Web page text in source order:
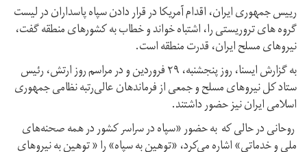
رییس جمهوری ایران، اقدام آمریکا در قرار دادن سپاه پاسداران در لیست
گروه های تروریستی را، اشتباه خواند و خطاب به کشورهای منطقه گفت،
نیروهای مسلح ایران، قدرت منطقه است.
به گزارش ایسنا، روز پنجشنبه، ۲۹ فروردین و در مراسم روز ارتش، رئیس
ستاد کل نیروهای مسلح و جمعی از فرماندهان عالی‌رتبه نظامی جمهوری
اسلامی ایران نیز حضور داشتند.
روحانی در حالی که به حضور «سپاه در سراسر کشور در همه صحنه‌های